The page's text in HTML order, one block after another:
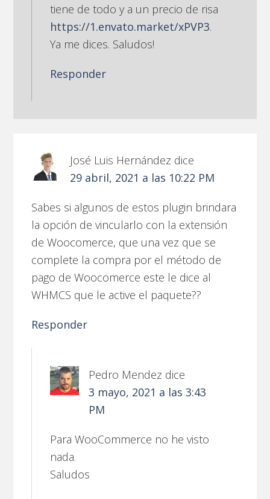
tiene de todo y a un precio de risa
https://1.envato.market/xPVP3.
Ya me dices. Saludos!
Responder
José Luis Hernández dice
29 abril, 2021 a las 10:22 PM
Sabes si algunos de estos plugin brindara
la opción de vincularlo con la extensión
de Woocomerce, que una vez que se
complete la compra por el método de
pago de Woocomerce este le dice al
WHMCS que le active el paquete??
Responder
Pedro Mendez dice
3 mayo, 2021 a las 3:43
PM
Para WooCommerce no he visto
nada.
Saludos